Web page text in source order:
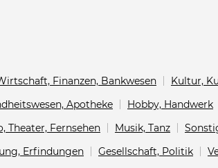
Finanzen, Bankwesen
Kultur,
Apotheke
Hobby, Handwerk
Theater, Fernsehen Musik, Tanz
Erfindungen Gesellschaft, Politik